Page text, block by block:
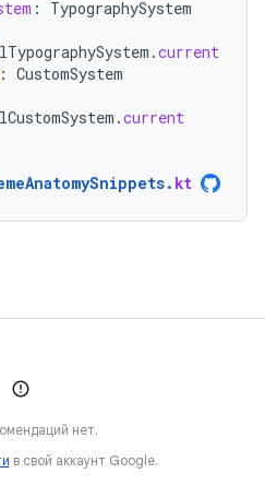
:
TypographySystem
.current
: CustomSystem
.current
. kt
нет.
в свой аккаунт Google.